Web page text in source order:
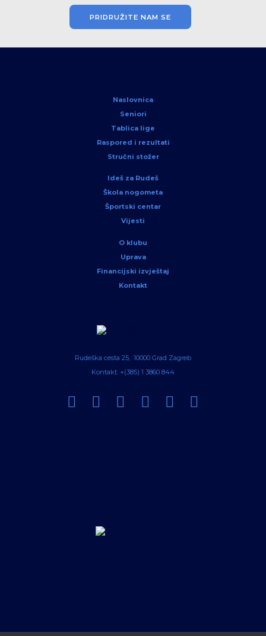
PRIDRUŽITE NAM SE
Naslovnica
Seniori
Tablica lige
Raspored i rezultati
Stručni stožer
Ideš za Rudeš
Škola nogometa
Športski centar
Vijesti
O klubu
Uprava
Financijski izvještaj
Kontakt
Rudeška cesta 25, 10000 Grad Zagreb
Kontakt: +(385) 1 3860 844